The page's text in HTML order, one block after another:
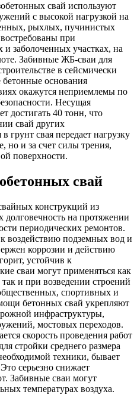
свай используют
с высокой нагрузкой на
рыхлых, пучинистых
при
и заболоченных участках, на
Забивные ЖБ-сваи для
в сейсмически
основания
окажутся неприемлемы по
Несущая
достигать 40 тонн, что
свай других
грунт свая передает нагрузку
но и за счет силы трения,
поверхности.
свай
конструкций из
долговечность на протяжении
периодических ремонтов.
воздействию подземных вод и
коррозии и действию
устойчив к
сваи могут применяться как
и при возведении строений
спортивных и
бетонных свай укрепляют
инфраструктуры,
мостовых переходов.
скорость проведения работ
стройки среднего размера
техники, бывает
серьезно снижает
Забивные сваи могут
температурах воздуха.